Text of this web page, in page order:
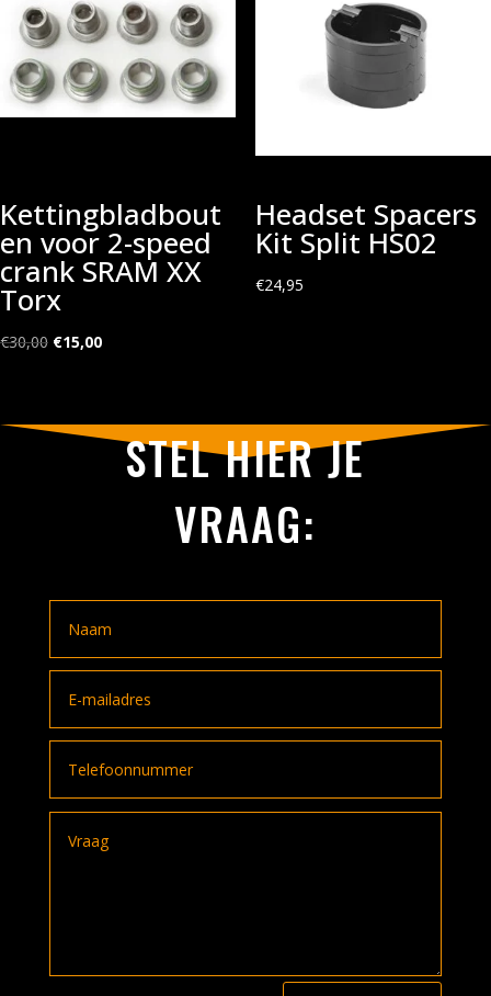
Kettingbladbout
en voor 2-speed
crank SRAM XX
Torx
€30,00 Oorspronkelijke
€30,00.
€15,00Huidige
€15,00.
Headset Spacers
Kit Split HS02
€24,95
STEL HIER JE
VRAAG: